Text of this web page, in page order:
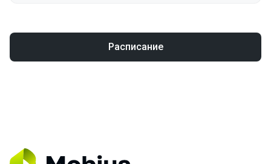
Расписание